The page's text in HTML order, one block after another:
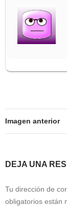
Imagen anterior
DEJA UNA
Tu dirección de
obligatorios están